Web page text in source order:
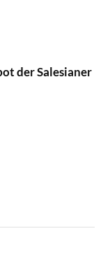
der Salesianer